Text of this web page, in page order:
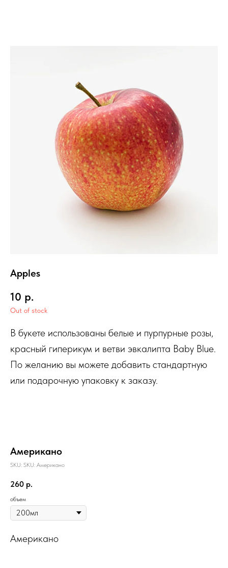
Apples
10 р.
Out of stock
В букете использованы белые и пурпурные розы,
красный гиперикум и ветви эвкалипта Baby Blue.
По желанию вы можете добавить стандартную
или подарочную упаковку к заказу.
Американо
SKU: SKU: Американо
260 р.
объем
Американо